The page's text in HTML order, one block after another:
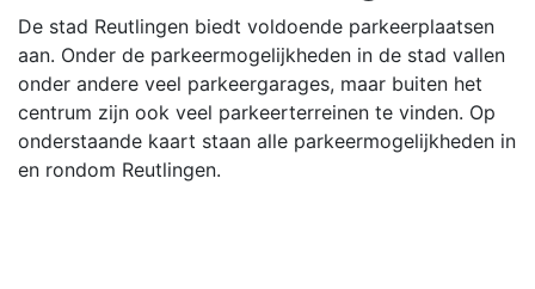
De stad Reutlingen biedt voldoende parkeerplaatsen
aan. Onder de parkeermogelijkheden in de stad vallen
onder andere veel parkeergarages, maar buiten het
centrum zijn ook veel parkeerterreinen te vinden. Op
onderstaande kaart staan alle parkeermogelijkheden in
en rondom Reutlingen.